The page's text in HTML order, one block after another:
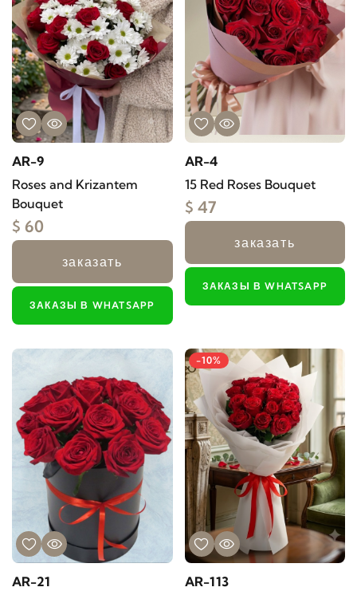
AR-9
Roses and Krizantem
Bouquet
$ 60
заказать
ЗАКАЗЫ В WHATSAPP
AR-4
15 Red Roses Bouquet
$ 47
заказать
ЗАКАЗЫ В WHATSAPP
AR-21
-10%
AR-113